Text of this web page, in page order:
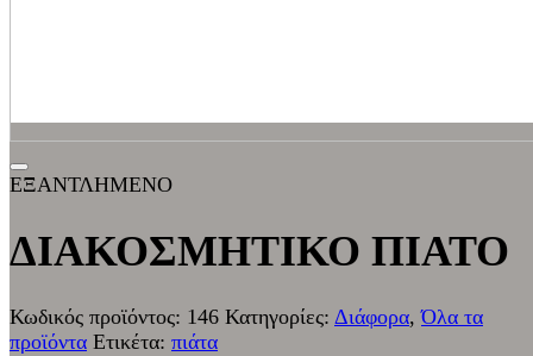
ΕΞΑΝΤΛΗΜΕΝΟ
ΔΙΑΚΟΣΜΗΤΙΚΟ ΠΙΑΤΟ
Κωδικός προϊόντος: 146 Κατηγορίες: Διάφορα,Όλα τα
προϊόντα Ετικέτα: πιάτα